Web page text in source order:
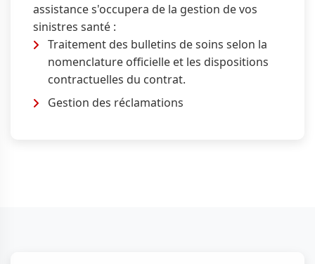
assistance s'occupera de la gestion de vos
sinistres santé :
Traitement des bulletins de soins selon la
nomenclature officielle et les dispositions
contractuelles du contrat.
Gestion des réclamations